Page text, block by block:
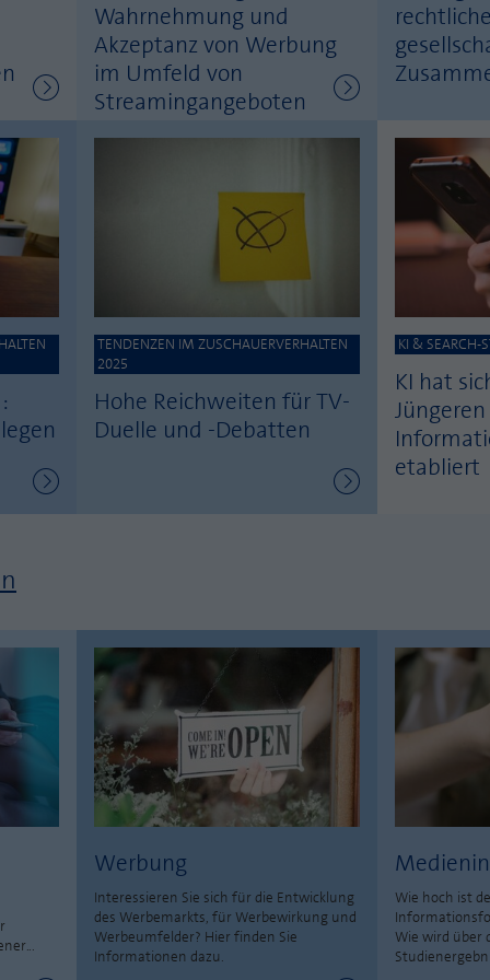
Wahrnehmung und
Akzeptanz von Werbung
im Umfeld von
Streamingangeboten
TENDENZEN IM ZUSCHAUERVERHALTEN
2025
Hohe Reichweiten für TV-
Duelle und -Debatten
KI & SEARCH-
KI hat
etabliert
Werbung
Interessieren Sie sich für die Entwicklung
des Werbemarkts, für Werbewirkung und
Werbeumfelder? Hier finden Sie
Informationen dazu.
Wie hoch ist
Wie wird über